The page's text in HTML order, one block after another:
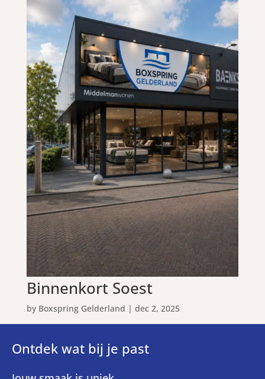
Binnenkort Soest
by Boxspring Gelderland | dec 2, 2025
Ontdek wat bij je past